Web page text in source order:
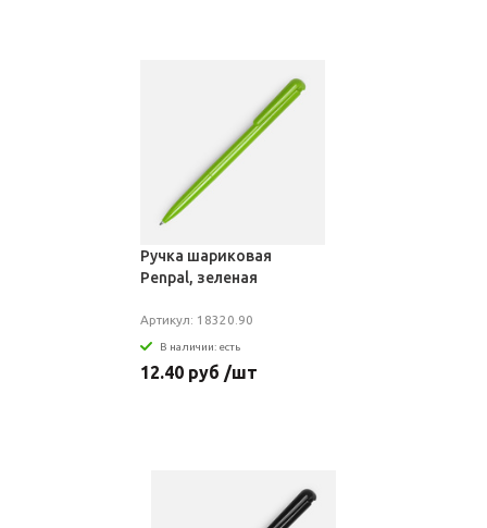
Ручка шариковая
Penpal, зеленая
Артикул: 18320.90
В наличии: есть
12.40 руб /шт